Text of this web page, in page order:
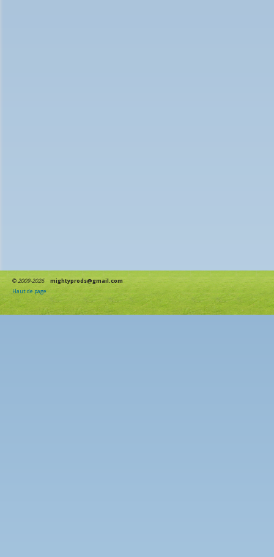
©2009-2026
mightyprods@gmail.com
Haut de page